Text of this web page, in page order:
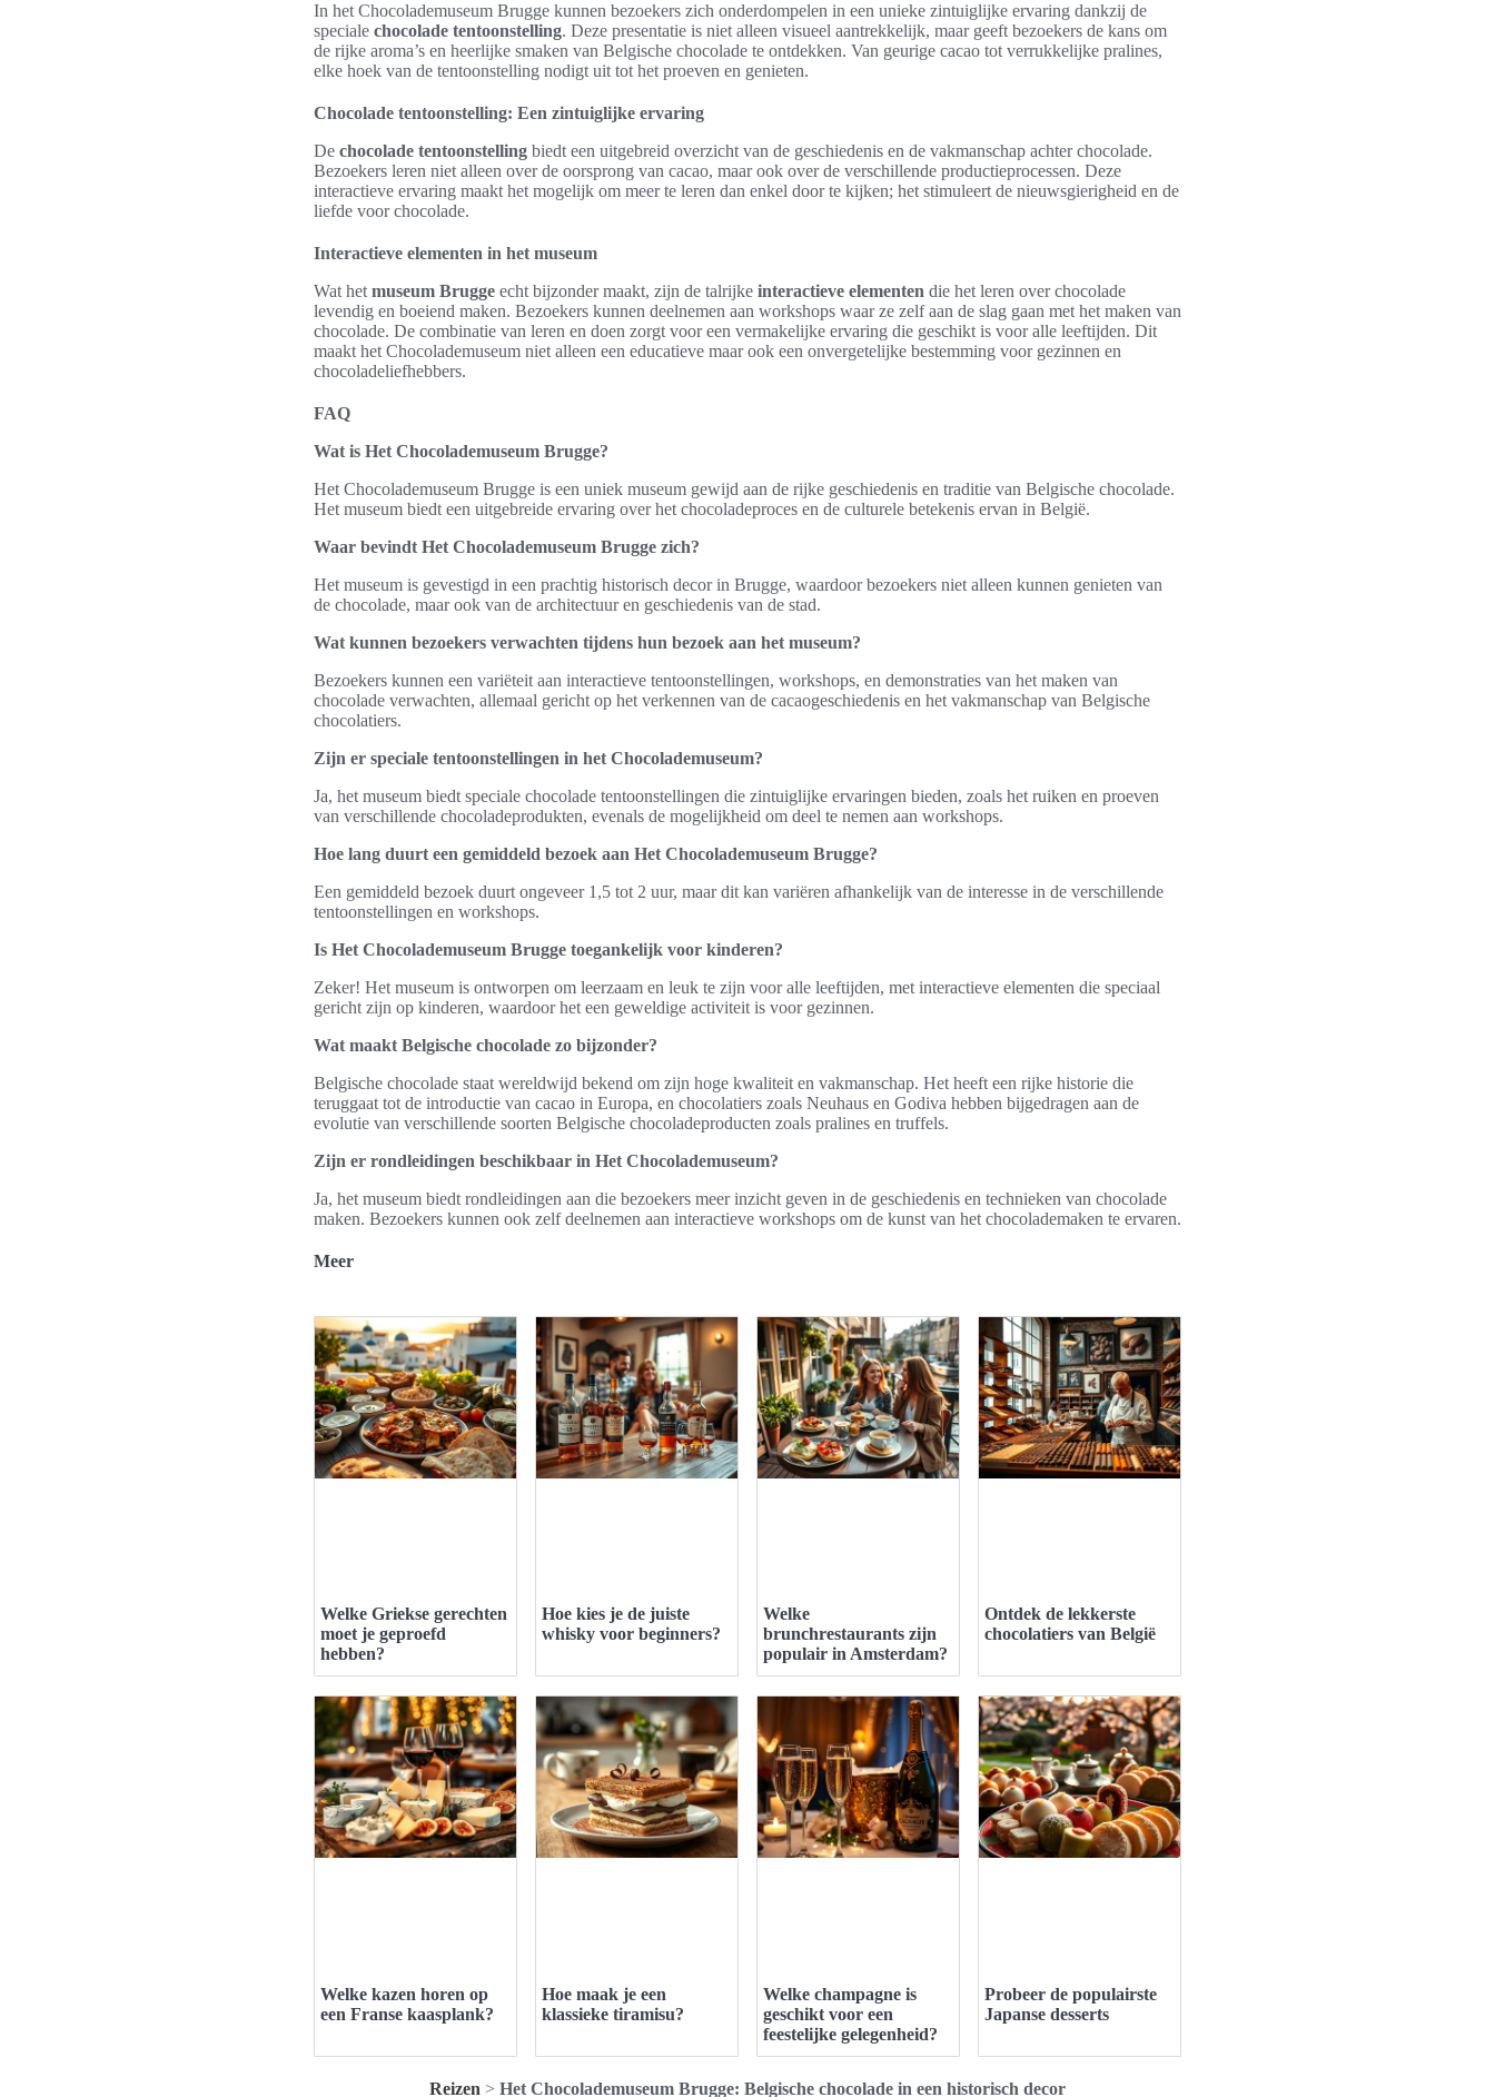
In het Chocolademuseum Brugge kunnen bezoekers zich onderdompelen in een unieke zintuiglijke ervaring dankzij de
speciale chocolade tentoonstelling. Deze presentatie is niet alleen visueel aantrekkelijk, maar geeft bezoekers de kans om
de rijke aroma’s en heerlijke smaken van Belgische chocolade te ontdekken. Van geurige cacao tot verrukkelijke pralines,
elke hoek van de tentoonstelling nodigt uit tot het proeven en genieten.
Chocolade tentoonstelling: Een zintuiglijke ervaring
De chocolade tentoonstelling biedt een uitgebreid overzicht van de geschiedenis en de vakmanschap achter chocolade.
Bezoekers leren niet alleen over de oorsprong van cacao, maar ook over de verschillende productieprocessen. Deze
interactieve ervaring maakt het mogelijk om meer te leren dan enkel door te kijken; het stimuleert de nieuwsgierigheid en de
liefde voor chocolade.
Interactieve elementen in het museum
Wat het museum Brugge echt bijzonder maakt, zijn de talrijke interactieve elementen die het leren over chocolade
levendig en boeiend maken. Bezoekers kunnen deelnemen aan workshops waar ze zelf aan de slag gaan met het maken van
chocolade. De combinatie van leren en doen zorgt voor een vermakelijke ervaring die geschikt is voor alle leeftijden. Dit
maakt het Chocolademuseum niet alleen een educatieve maar ook een onvergetelijke bestemming voor gezinnen en
chocoladeliefhebbers.
FAQ
Wat is Het Chocolademuseum Brugge?
Het Chocolademuseum Brugge is een uniek museum gewijd aan de rijke geschiedenis en traditie van Belgische chocolade.
Het museum biedt een uitgebreide ervaring over het chocoladeproces en de culturele betekenis ervan in België.
Waar bevindt Het Chocolademuseum Brugge zich?
Het museum is gevestigd in een prachtig historisch decor in Brugge, waardoor bezoekers niet alleen kunnen genieten van
de chocolade, maar ook van de architectuur en geschiedenis van de stad.
Wat kunnen bezoekers verwachten tijdens hun bezoek aan het museum?
Bezoekers kunnen een variëteit aan interactieve tentoonstellingen, workshops, en demonstraties van het maken van
chocolade verwachten, allemaal gericht op het verkennen van de cacaogeschiedenis en het vakmanschap van Belgische
chocolatiers.
Zijn er speciale tentoonstellingen in het Chocolademuseum?
Ja, het museum biedt speciale chocolade tentoonstellingen die zintuiglijke ervaringen bieden, zoals het ruiken en proeven
van verschillende chocoladeprodukten, evenals de mogelijkheid om deel te nemen aan workshops.
Hoe lang duurt een gemiddeld bezoek aan Het Chocolademuseum Brugge?
Een gemiddeld bezoek duurt ongeveer 1,5 tot 2 uur, maar dit kan variëren afhankelijk van de interesse in de verschillende
tentoonstellingen en workshops.
Is Het Chocolademuseum Brugge toegankelijk voor kinderen?
Zeker! Het museum is ontworpen om leerzaam en leuk te zijn voor alle leeftijden, met interactieve elementen die speciaal
gericht zijn op kinderen, waardoor het een geweldige activiteit is voor gezinnen.
Wat maakt Belgische chocolade zo bijzonder?
Belgische chocolade staat wereldwijd bekend om zijn hoge kwaliteit en vakmanschap. Het heeft een rijke historie die
teruggaat tot de introductie van cacao in Europa, en chocolatiers zoals Neuhaus en Godiva hebben bijgedragen aan de
evolutie van verschillende soorten Belgische chocoladeproducten zoals pralines en truffels.
Zijn er rondleidingen beschikbaar in Het Chocolademuseum?
Ja, het museum biedt rondleidingen aan die bezoekers meer inzicht geven in de geschiedenis en technieken van chocolade
maken. Bezoekers kunnen ook zelf deelnemen aan interactieve workshops om de kunst van het chocolademaken te ervaren.
Meer
Welke Griekse gerechten
moet je geproefd
hebben?
Hoe kies je de juiste
whisky voor beginners?
Welke
brunchrestaurants zijn
populair in Amsterdam?
Ontdek de lekkerste
chocolatiers van België
Welke kazen horen op
een Franse kaasplank?
Hoe maak je een
klassieke tiramisu?
Welke champagne is
geschikt voor een
feestelijke gelegenheid?
Probeer de populairste
Japanse desserts
Reizen > Het Chocolademuseum Brugge: Belgische chocolade in een historisch decor